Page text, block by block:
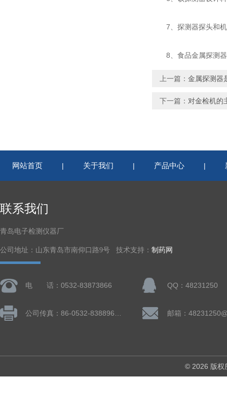
7、探测器探头和机
8、食品金属探测器
上一篇： 金属探测器
下一篇： 对金检机的
网站首页 | 关于我们 | 产品中心 |
联系我们
青岛电子检测仪器厂
公司地址：山东青岛市南仰口路9号 技术支持： 制药网
电 话：0532-83873866 QQ：48231250
邮箱：
© 2026 版